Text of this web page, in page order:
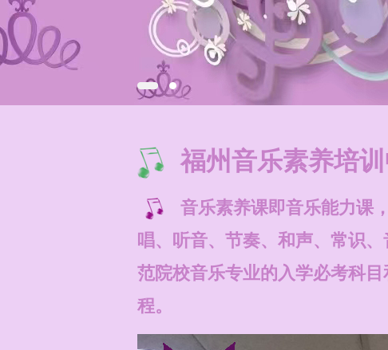
福州音乐素养培
音乐素养课即音乐能力课
唱、听音、节奏、和声、常识
范院校音乐专业的入学必考科
程。